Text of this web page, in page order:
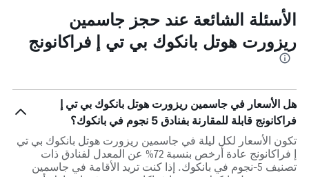
الأسئلة الشائعة عند حجز جاسمين
ريزورت هوتل بانكوك بي تي إ فراكانونج
هل الأسعار في جاسمين ريزورت هوتل بانكوك بي تي إ
فراكانونج قابلة للمقارنة بفنادق 5 نجوم في بانكوك؟
تكون الأسعار لكل ليلة في جاسمين ريزورت هوتل بانكوك بي تي
إ فراكانونج عادة أرخص بنسبة 72% عن المعدل لفنادق ذات
تصنيف 5-نجوم في بانكوك. إذا كنت تريد الأقامة في جاسمين